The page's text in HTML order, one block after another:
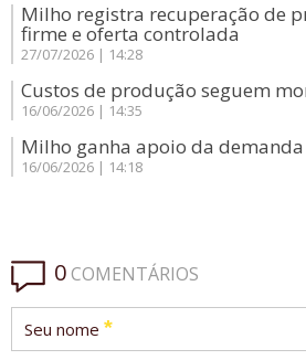
Milho registra recuperação de
firme e oferta controlada
27/07/2026 | 14:28
Custos de produção seguem
16/06/2026 | 14:35
Milho ganha apoio da
16/06/2026 | 14:18
0COMENTÁRIOS
Seu nome *